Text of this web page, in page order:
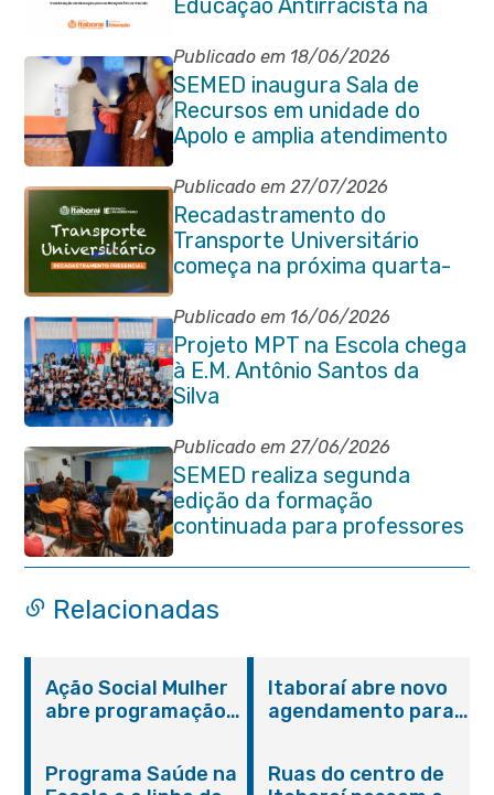
Educação Antirracista na
Publicado em 18/06/2026
SEMED inaugura Sala de
Recursos em unidade do
Apolo e amplia atendimento
especializado na rede
municipal
Publicado em 27/07/2026
Recadastramento do
Transporte Universitário
começa na próxima quarta-
feira (29/07)
Publicado em 16/06/2026
Projeto MPT na Escola chega
à E.M. Antônio Santos da
Silva
Publicado em 27/06/2026
SEMED realiza segunda
edição da formação
continuada para professores
e coordenadores
pedagógicos
Relacionadas
Ação Social Mulher
abre programação
serviços gratuitos e
Itaboraí abre novo
agendamento para
Programa Saúde na
Ruas do centro de